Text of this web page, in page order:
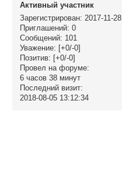
Активный участник
Зарегистрирован: 2017-11-28
Приглашений: 0
Сообщений: 101
Уважение: [+0/-0]
Позитив: [+0/-0]
Провел на форуме:
6 часов 38 минут
Последний визит:
2018-08-05 13:12:34